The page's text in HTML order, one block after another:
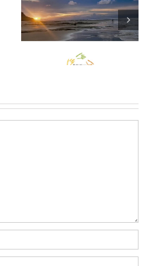
CURSO ONLINE (SEMI-
PRESENCIAL) – El valor
de los cuidados en